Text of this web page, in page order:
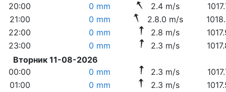
20:00
0 mm 2.4 m/s
21:00
0 mm 2.8.0 m/s
22:00
0 mm 2.8 m/s
23:00
0 mm 2.3 m/s
Вторник 11-08-2026
00:00
0 mm 2.3 m/s
01:00
0 mm 2.3 m/s